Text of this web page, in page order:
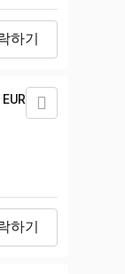
하기
EUR
하기